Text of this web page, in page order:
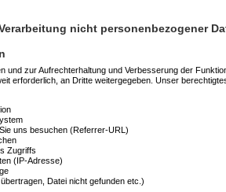
nicht personenbezogener
und zur Aufrechterhaltung und Verbesserung der
erforderlich, an Dritte weitergegeben. Unser
uns besuchen (Referrer-URL)
Zugriffs
(IP-Adresse)
Datei nicht gefunden etc.)